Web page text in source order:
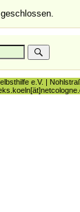
e.V. |